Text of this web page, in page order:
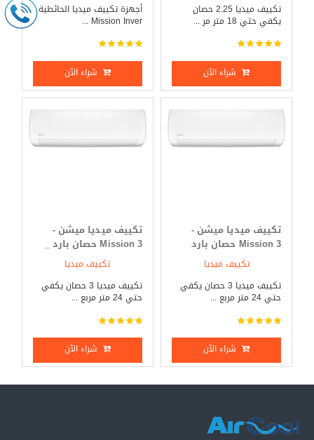
تكييف ميديا 2.25 حصان
يكفي حتي 18 متر مر ...
شراء الآن
أجهزة تكييف ميديا الحائطية
Mission Inver ...
شراء الآن
تكييف ميديا ميشن -
Mission 3 حصان بارد
تكييف ميديا
تكييف ميديا 3 حصان يكفي
حتي 24 متر مربع ...
شراء الآن
تكييف ميديا ميشن -
Mission 3 حصان بارد _
تكييف ميديا
تكييف ميديا 3 حصان يكفي
حتي 24 متر مربع ...
شراء الآن